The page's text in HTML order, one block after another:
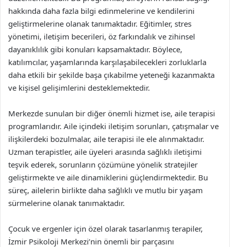
hakkında daha fazla bilgi edinmelerine ve kendilerini
geliştirmelerine olanak tanımaktadır. Eğitimler, stres
yönetimi, iletişim becerileri, öz farkındalık ve zihinsel
dayanıklılık gibi konuları kapsamaktadır. Böylece,
katılımcılar, yaşamlarında karşılaşabilecekleri zorluklarla
daha etkili bir şekilde başa çıkabilme yeteneği kazanmakta
ve kişisel gelişimlerini desteklemektedir.
Merkezde sunulan bir diğer önemli hizmet ise, aile terapisi
programlarıdır. Aile içindeki iletişim sorunları, çatışmalar ve
ilişkilerdeki bozulmalar, aile terapisi ile ele alınmaktadır.
Uzman terapistler, aile üyeleri arasında sağlıklı iletişimi
teşvik ederek, sorunların çözümüne yönelik stratejiler
geliştirmekte ve aile dinamiklerini güçlendirmektedir. Bu
süreç, ailelerin birlikte daha sağlıklı ve mutlu bir yaşam
sürmelerine olanak tanımaktadır.
Çocuk ve ergenler için özel olarak tasarlanmış terapiler,
İzmir Psikoloji Merkezi’nin önemli bir parçasını